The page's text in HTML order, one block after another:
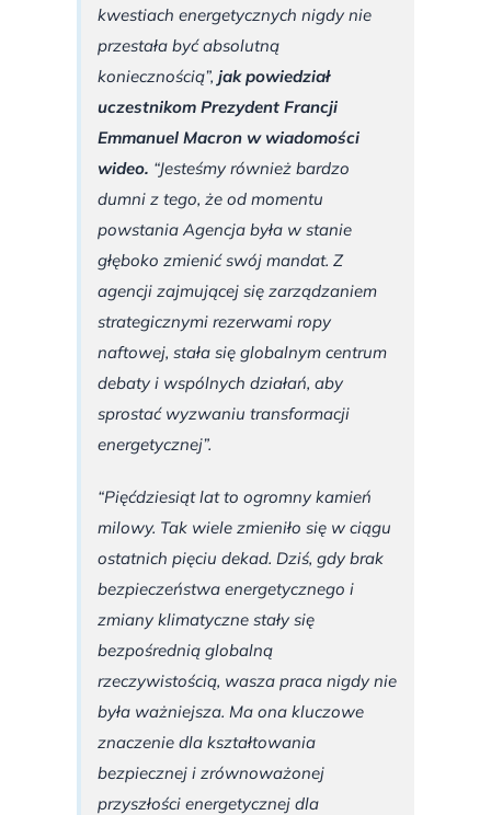
kwestiach energetycznych nigdy nie
przestała być absolutną
koniecznością”, jak powiedział
uczestnikom Prezydent Francji
Emmanuel Macron w wiadomości
wideo. “Jesteśmy również bardzo
dumni z tego, że od momentu
powstania Agencja była w stanie
głęboko zmienić swój mandat. Z
agencji zajmującej się zarządzaniem
strategicznymi rezerwami ropy
naftowej, stała się globalnym centrum
debaty i wspólnych działań, aby
sprostać wyzwaniu transformacji
energetycznej”.
“Pięćdziesiąt lat to ogromny kamień
milowy. Tak wiele zmieniło się w ciągu
ostatnich pięciu dekad. Dziś, gdy brak
bezpieczeństwa energetycznego i
zmiany klimatyczne stały się
bezpośrednią globalną
rzeczywistością, wasza praca nigdy nie
była ważniejsza. Ma ona kluczowe
znaczenie dla kształtowania
bezpiecznej i zrównoważonej
przyszłości energetycznej dla